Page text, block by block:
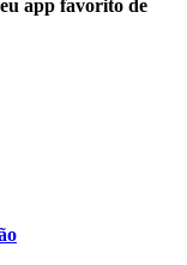
app favorito de